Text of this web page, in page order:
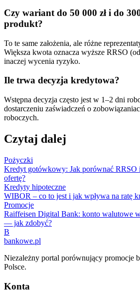
Czy wariant do 50 000 zł i do
produkt?
To te same założenia, ale różne
Większa kwota oznacza wyższe RRSO
inaczej wycenia ryzyko.
Ile trwa decyzja kredytowa?
Wstępna decyzja często jest w 1–2 dni
dostarczeniu zaświadczeń o
roboczych.
Czytaj dalej
Pożyczki
Kredyt gotówkowy: Jak porównać RRSO
ofertę?
Kredyty hipoteczne
WIBOR – co to jest i jak wpływa na ratę
Promocje
Raiffeisen Digital Bank: konto walutowe
— jak zdobyć?
B
bankowe.pl
Niezależny portal porównujący promocje
Polsce.
Konta